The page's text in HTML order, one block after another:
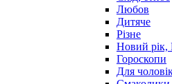
Любов
Дитяче
Різне
Новий рік,
Гороскопи
Для